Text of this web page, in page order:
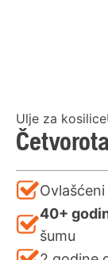
Ulje za
Ovlašćeni
40+
šumu